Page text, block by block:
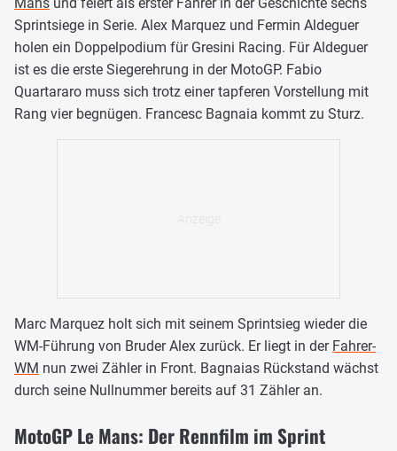
Sprintsiege in Serie. Alex Marquez und Fermin Aldeguer
holen ein Doppelpodium für Gresini Racing. Für Aldeguer
ist es die erste Siegerehrung in der MotoGP. Fabio
Quartararo muss sich trotz einer tapferen Vorstellung mit
Rang vier begnügen. Francesc Bagnaia kommt zu Sturz.
Marc Marquez holt sich mit seinem Sprintsieg wieder die
WM-Führung von Bruder Alex zurück. Er liegt in der Fahrer-
WM nun zwei Zähler in Front. Bagnaias Rückstand wächst
durch seine Nullnummer bereits auf 31 Zähler an.
MotoGP Le Mans: Der Rennfilm im Sprint